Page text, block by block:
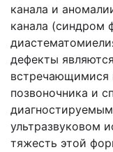
канала и
канала (синдром
дефекты
встречающимися
позвоночника и
ультразвуковом
тяжесть этой